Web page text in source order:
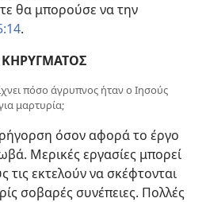
θα μπορούσε να την
.
ΚΗΡΥΓΜΑΤΟΣ
πόσο άγρυπνος ήταν ο Ιησούς
μαρτυρία;
όσον αφορά το έργο
Μερικές εργασίες μπορεί
τις εκτελούν να σκέφτονται
σοβαρές συνέπειες. Πολλές